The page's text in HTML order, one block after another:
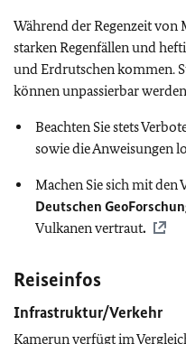
Während der Regenzeit von
starken Regenfällen und
und Erdrutschen kommen.
können unpassierbar
Beachten Sie stets
sowie die Anweisungen
Machen Sie sich mit den
Deutschen
Vulkanen vertraut.
Reiseinfos
Infrastruktur/Verkehr
Kamerun verfügt im